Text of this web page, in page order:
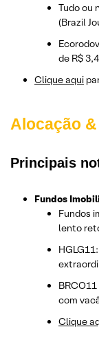
Tudo ou
(Brazil
de R$
Clique aqui
Alocação
Principais
Fundos
Fundos
lento
com
Clique